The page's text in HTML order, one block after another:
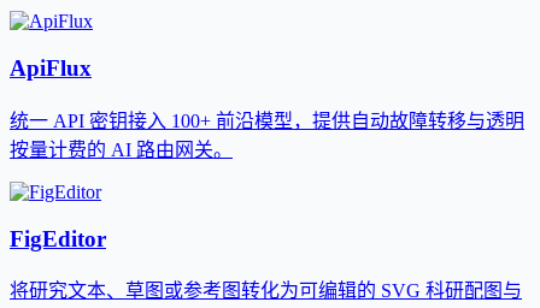
ApiFlux
统一 API 密钥接入 100+ 前沿模型，提供自动故障转移与透明
按量计费的 AI 路由网关。
FigEditor
将研究文本、草图或参考图转化为可编辑的 SVG 科研配图与